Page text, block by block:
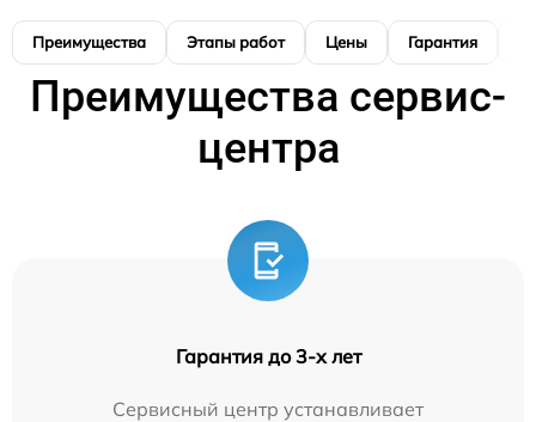
Преимущества Этапы работ Цены Гарантия
Преимущества сервис-
центра
Гарантия до 3-х лет
Сервисный центр устанавливает